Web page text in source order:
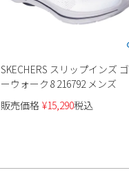
SKECHERS スリップインズ ゴ
ーウォーク8 216792 メンズ
販売価格 ¥15,290税込